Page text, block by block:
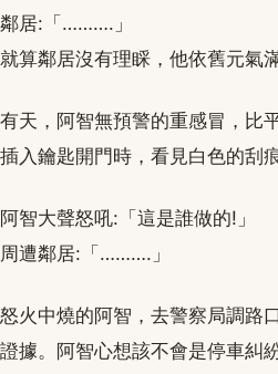
鄰居:「……….」
就算鄰居沒有理睬，他依舊元氣
有天，阿智無預警的重感冒，比
插入鑰匙開門時，看見白色的刮
阿智大聲怒吼:「這是誰做的!」
周遭鄰居:「……….」
怒火中燒的阿智，去警察局調路
證據。阿智心想該不會是停車糾